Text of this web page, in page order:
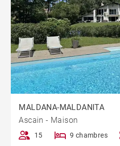
MALDANA-MALDANITA
Ascain - Maison
15 9 chambres